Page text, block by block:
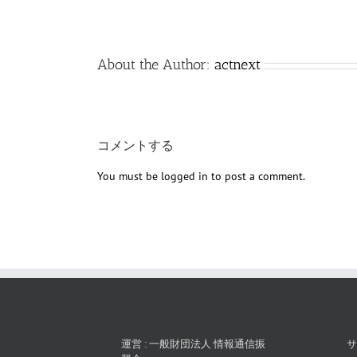
About the Author: actnext
コメントする
You must be logged in to post a comment.
運営 : 一般財団法人 情報通信振